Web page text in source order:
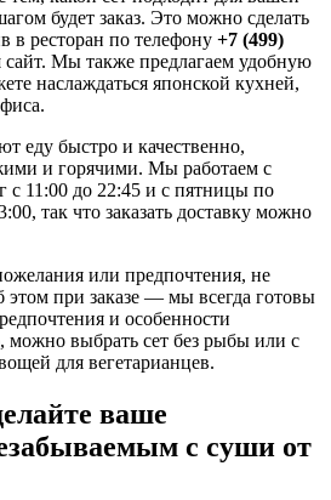
будет заказ. Это можно сделать
в ресторан по телефону +7 (499)
сайт. Мы также предлагаем удобную
наслаждаться японской кухней,
еду быстро и качественно,
и горячими. Мы работаем с
с 11:00 до 22:45 и с пятницы по
так что заказать доставку можно
или предпочтения, не
этом при заказе — мы всегда готовы
и особенности
можно выбрать сет без рыбы или с
для вегетарианцев.
ваше
с суши от